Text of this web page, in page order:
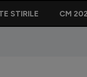
STIRILE CM